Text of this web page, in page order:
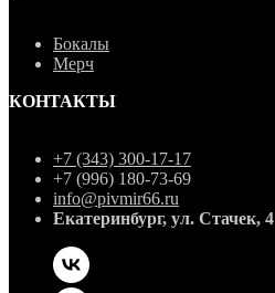
Бокалы
Мерч
КОНТАКТЫ
+7 (343) 300-17-17
+7 (996) 180-73-69
info@pivmir66.ru
Екатеринбург, ул. Стачек, 4